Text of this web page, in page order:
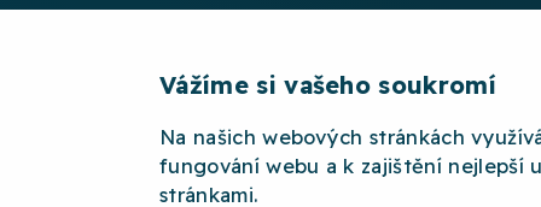
Vážíme si vašeho soukromí
Na našich webových stránkách
fungování webu a k zajištění nejlepší
stránkami.
2026 © JTH OCHRANA OSOBNÍCH ÚDAJŮ